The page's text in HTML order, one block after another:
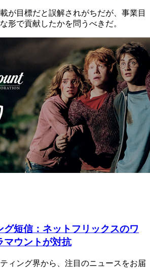
が目標だと誤解されがちだが、事業目
形で貢献したかを問うべきだ。
グ短信：ネットフリックスのワ
マウントが対抗
ィング界から、注目のニュースをお届